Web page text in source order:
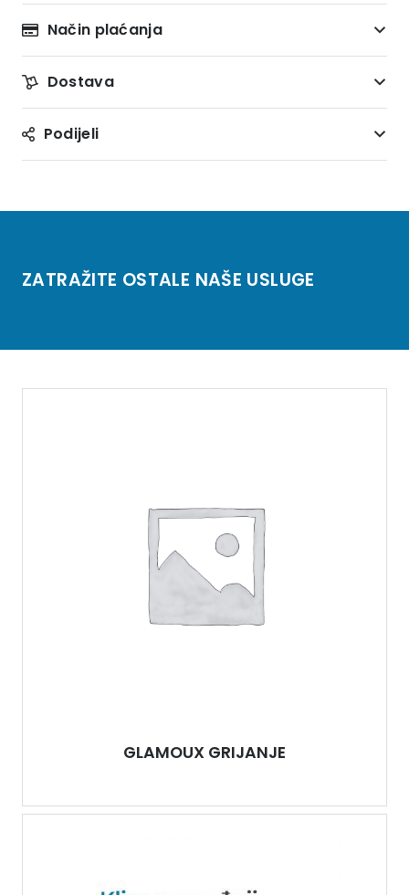
Način plaćanja
Dostava
Podijeli
ZATRAŽITE OSTALE NAŠE USLUGE
GLAMOUX GRIJANJE